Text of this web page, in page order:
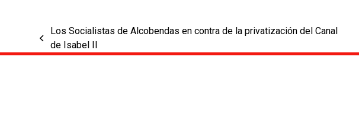
previous
post:
Los Socialistas de Alcobendas en contra de la privatización del Canal
de Isabel II